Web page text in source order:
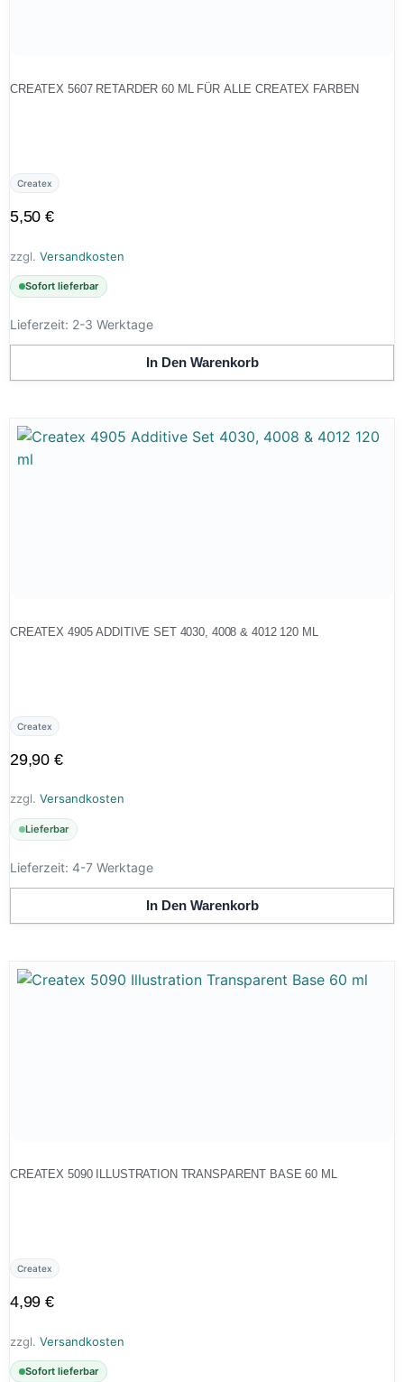
CREATEX 5607 RETARDER 60 ML FÜR ALLE CREATEX FARBEN
Createx
5,50€
zzgl. Versandkosten
Sofort lieferbar
Lieferzeit: 2-3 Werktage
In Den Warenkorb
CREATEX 4905 ADDITIVE SET 4030, 4008 & 4012 120 ML
Createx
29,90 €
zzgl. Versandkosten
Lieferbar
Lieferzeit: 4-7 Werktage
In Den Warenkorb
CREATEX 5090 ILLUSTRATION TRANSPARENT BASE 60 ML
Createx
4,99€
zzgl. Versandkosten
Sofort lieferbar